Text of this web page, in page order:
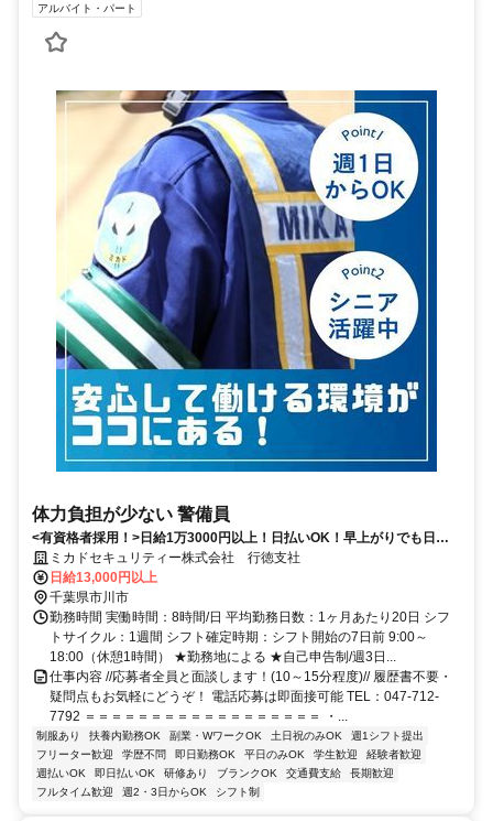
アルバイト・パート
体力負担が少ない 警備員
<有資格者採用！>日給1万3000円以上！日払いOK！早上がりでも日給
全額保証！
ミカドセキュリティー株式会社 行徳支社
日給13,000円以上
千葉県市川市
勤務時間 実働時間：8時間/日 平均勤務日数：1ヶ月あたり20日 シフ
トサイクル：1週間 シフト確定時期：シフト開始の7日前 9:00～
18:00（休憩1時間） ★勤務地による ★自己申告制/週3日...
仕事内容 //応募者全員と面談します！(10～15分程度)// 履歴書不要・
疑問点もお気軽にどうぞ！ 電話応募は即面接可能 TEL：047-712-
7792 ＝＝＝＝＝＝＝＝＝＝＝＝＝＝＝＝＝＝ ・...
制服あり 扶養内勤務OK 副業・WワークOK 土日祝のみOK
週1シフト提出
フリーター歓迎
学歴不問 即日勤務OK 平日のみOK 学生歓迎
経験者歓迎
週払いOK
即日払いOK 研修あり ブランクOK 交通費支給
長期歓迎
フルタイム歓迎
週2・3日からOK シフト制